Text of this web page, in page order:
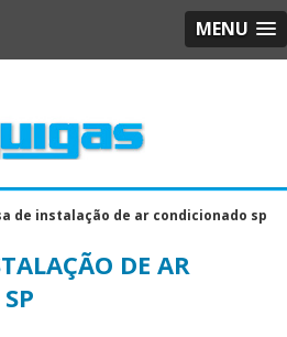
MENU
de instalação de ar condicionado sp
DE AR